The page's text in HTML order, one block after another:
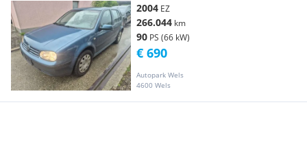
2004 EZ
266.044 km
90 PS (66 kW)
Autopark Wels
4600 Wels
€ 690